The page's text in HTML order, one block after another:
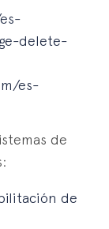
delete-
es-
de
de